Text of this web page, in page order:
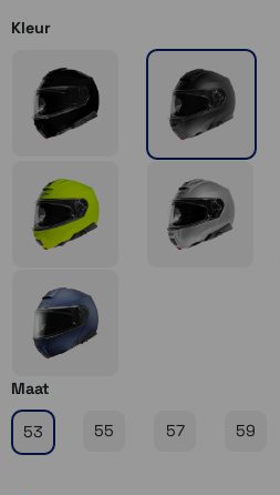
Kleur
Maat
53 55 57 59